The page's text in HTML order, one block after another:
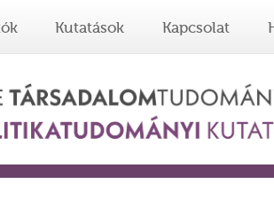
Kutatások Kapcsolat